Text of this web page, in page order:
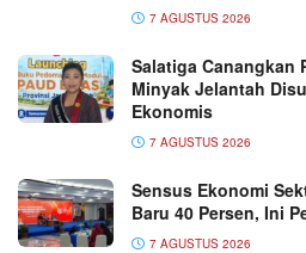
7 AGUSTUS 2026
Salatiga Canangkan
Minyak Jelantah
Ekonomis
7 AGUSTUS 2026
Sensus Ekonomi
Baru 40 Persen, Ini
7 AGUSTUS 2026